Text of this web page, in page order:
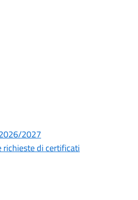
2027
richieste di certificati